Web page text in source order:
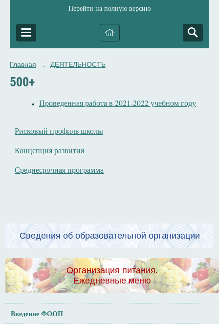
Перейти на полную версию
Главная → ДЕЯТЕЛЬНОСТЬ
500+
Проведенная работа в 2021-2022 учебном году
Рисковый профиль школы
Концепция развития
Среднесрочная программа
Сведения об образовательной организации
Организация питания.
Ежедневные меню
Введение ФООП